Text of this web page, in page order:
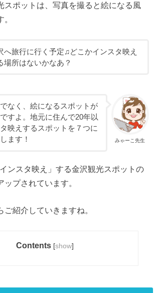
スポットは、写真を撮ると絵になる風
へ旅行に行く予定♫どこかインスタ映え
場所はないかなあ？
みゃーこ先生
なく、絵になるスポットが
すよ。地元に住んで20年以
映えするスポットを７つに
ます！
ンスタ映え」する金沢観光スポットの
プされています。
紹介していきますね。
Contents [show]